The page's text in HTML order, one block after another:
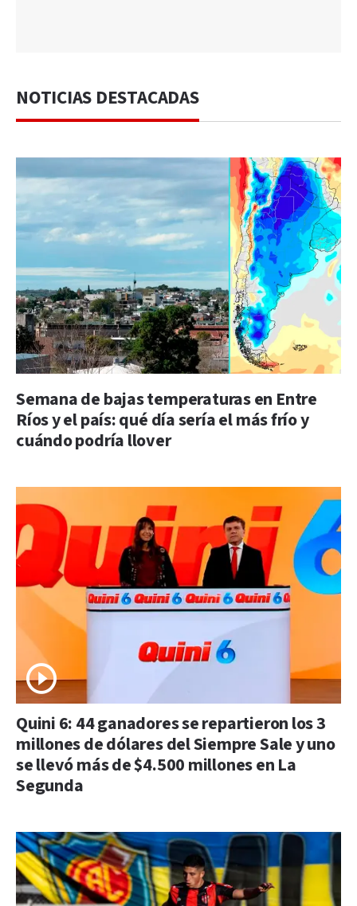
NOTICIAS DESTACADAS
Semana de bajas temperaturas en Entre
Ríos y el país: qué día sería el más frío y
cuándo podría llover
Quini 6: 44 ganadores se repartieron los 3
millones de dólares del Siempre Sale y uno
se llevó más de $4.500 millones en La
Segunda